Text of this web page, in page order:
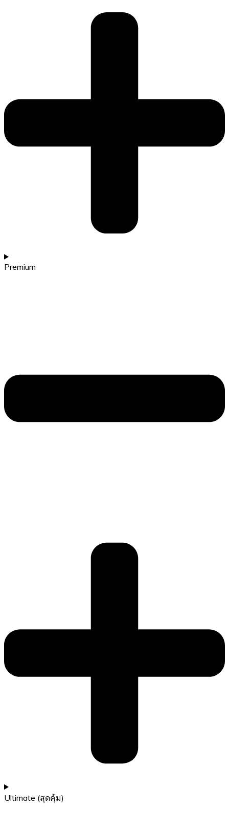
Premium
Ultimate (สุดคุ้ม)